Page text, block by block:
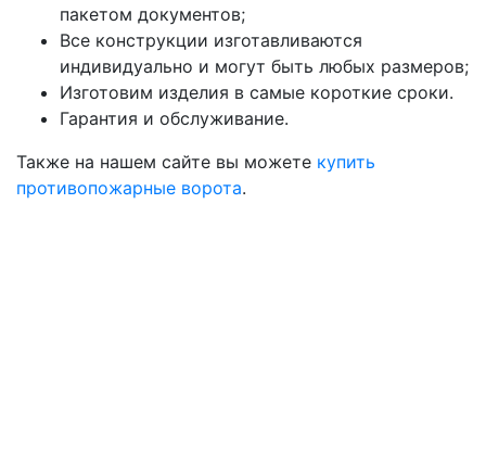
пакетом документов;
Все конструкции изготавливаются
индивидуально и могут быть любых размеров;
Изготовим изделия в самые короткие сроки.
Гарантия и обслуживание.
Также на нашем сайте вы можете купить
противопожарные ворота.